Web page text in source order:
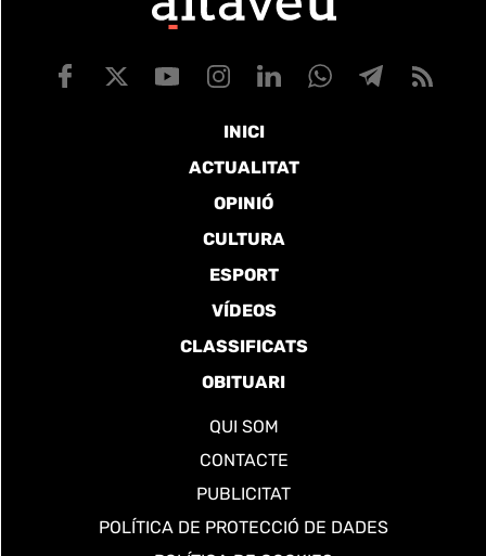
INICI
ACTUALITAT
OPINIÓ
CULTURA
ESPORT
VÍDEOS
CLASSIFICATS
OBITUARI
QUI SOM
CONTACTE
PUBLICITAT
POLÍTICA DE PROTECCIÓ DE DADES